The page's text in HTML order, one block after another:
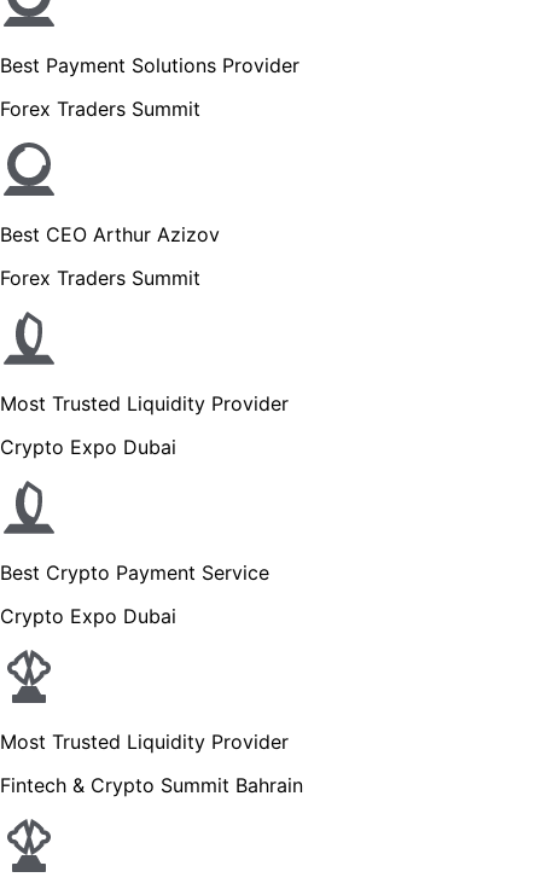
Best Payment Solutions Provider
Forex Traders Summit
Best CEO Arthur Azizov
Forex Traders Summit
Most Trusted Liquidity Provider
Crypto Expo Dubai
Best Crypto Payment Service
Crypto Expo Dubai
Most Trusted Liquidity Provider
Fintech & Crypto Summit Bahrain